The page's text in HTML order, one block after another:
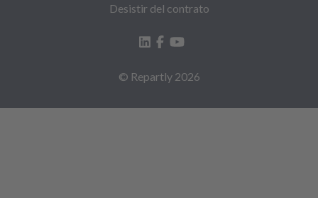
Desistir del contrato
© Repartly 2026